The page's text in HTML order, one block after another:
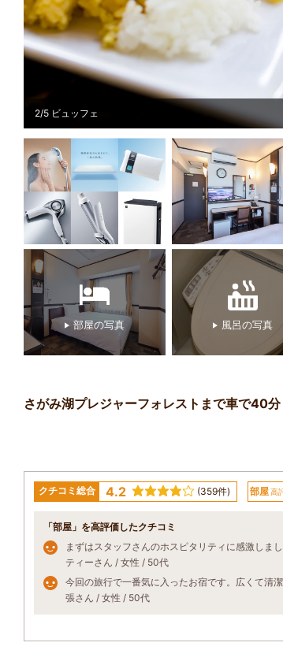
2/5 ビュッフェ
部屋の写真 風呂の写真
さがみ湖プレジャーフォレストまで車で40
クチコミ総合 4.2 (359件) 部屋高
「部屋」を高評価したクチコミ
ティーさん / 女性 / 50代
張さん / 女性 / 50代